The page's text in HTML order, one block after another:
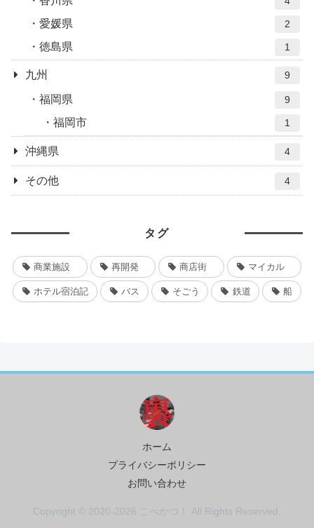
愛媛県 2
徳島県 1
九州 9
福岡県 9
福岡市 1
沖縄県 4
その他 4
タグ
商業施設 再開発 商店街 マイカル
ホテル宿泊記 バス そごう 鉄道 船
ホーム
プライバシーポリシー
お問い合わせ
Copyright © 2020-2026 こべかつ！ All Rights Reserved.